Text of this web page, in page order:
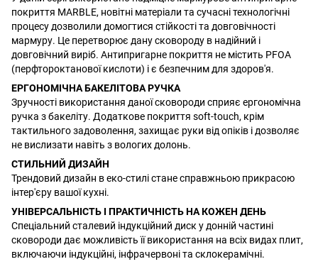
покриття MARBLE, новітні матеріали та сучасні технологічні
процесу дозволили домогтися стійкості та довговічності
мармуру. Це перетворює дану сковороду в надійний і
довговічний виріб. Антипригарне покриття не містить PFOA
(перфтороктанової кислоти) і є безпечним для здоров'я.
ЕРГОНОМІЧНА БАКЕЛІТОВА РУЧКА
Зручності використання даної сковороди сприяє ергономічна
ручка з бакеліту. Додаткове покриття soft-touch, крім
тактильного задоволення, захищає руки від опіків і дозволяє
не вислизати навіть з вологих долонь.
СТИЛЬНИЙ ДИЗАЙН
Трендовий дизайн в еко-стилі стане справжньою прикрасою
інтер'єру вашої кухні.
УНІВЕРСАЛЬНІСТЬ І ПРАКТИЧНІСТЬ НА КОЖЕН ДЕНЬ
Спеціальний сталевий індукційний диск у донній частині
сковороди дає можливість її використання на всіх видах плит,
включаючи індукційні, інфрачервоні та склокерамічні.